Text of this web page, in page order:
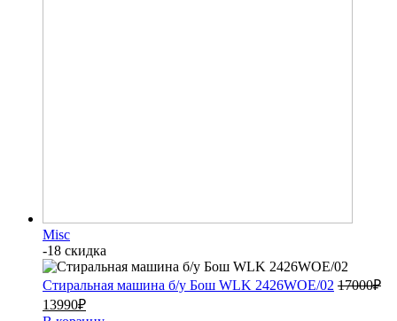
Misc
-18 скидка
Стиральная машина б/у Бош WLK 2426WOE/02 17000₽
13990₽